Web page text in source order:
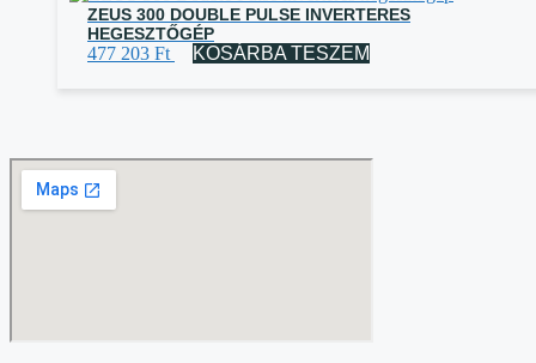
ZEUS 300 DOUBLE PULSE INVERTERES
HEGESZTŐGÉP
477 203 Ft KOSÁRBA TESZEM